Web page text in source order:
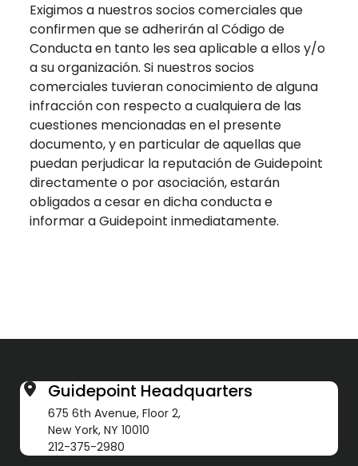
Exigimos a nuestros socios comerciales que
confirmen que se adherirán al Código de
Conducta en tanto les sea aplicable a ellos y/o
a su organización. Si nuestros socios
comerciales tuvieran conocimiento de alguna
infracción con respecto a cualquiera de las
cuestiones mencionadas en el presente
documento, y en particular de aquellas que
puedan perjudicar la reputación de Guidepoint
directamente o por asociación, estarán
obligados a cesar en dicha conducta e
informar a Guidepoint inmediatamente.
Guidepoint Headquarters
675 6th Avenue, Floor 2,
New York, NY 10010
212-375-2980